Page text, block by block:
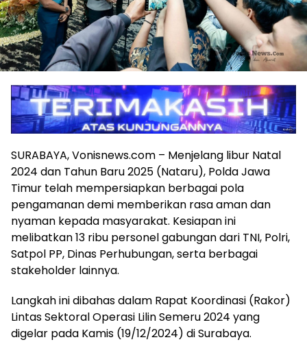
SURABAYA, Vonisnews.com – Menjelang libur Natal
2024 dan Tahun Baru 2025 (Nataru), Polda Jawa
Timur telah mempersiapkan berbagai pola
pengamanan demi memberikan rasa aman dan
nyaman kepada masyarakat. Kesiapan ini
melibatkan 13 ribu personel gabungan dari TNI, Polri,
Satpol PP, Dinas Perhubungan, serta berbagai
stakeholder lainnya.
Langkah ini dibahas dalam Rapat Koordinasi (Rakor)
Lintas Sektoral Operasi Lilin Semeru 2024 yang
digelar pada Kamis (19/12/2024) di Surabaya.